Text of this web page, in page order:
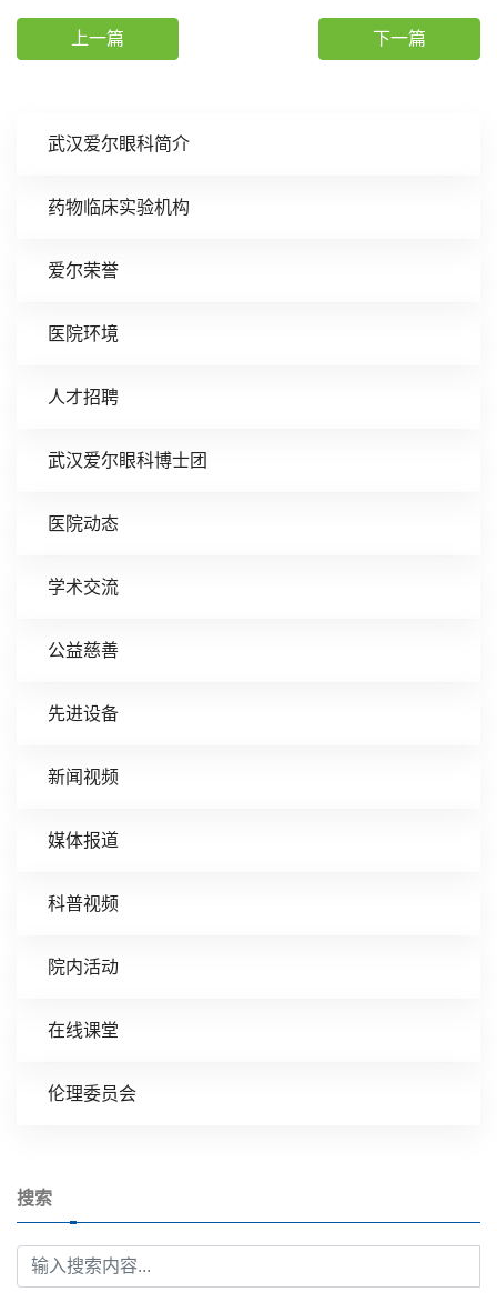
武汉爱尔眼科简介
药物临床实验机构
爱尔荣誉
医院环境
人才招聘
武汉爱尔眼科博士团
医院动态
学术交流
公益慈善
先进设备
新闻视频
媒体报道
科普视频
院内活动
在线课堂
伦理委员会
搜索
上一篇 下一篇